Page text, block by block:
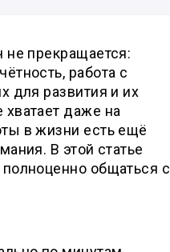
не прекращается:
работа с
для развития и их
даже на
в жизни есть ещё
В этой статье
общаться с